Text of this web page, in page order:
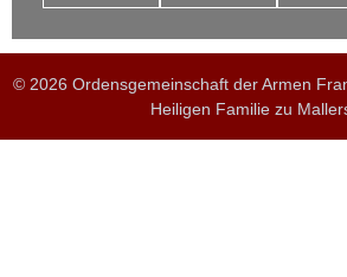
© 2026 Ordensgemeinschaft der Armen
Heiligen Familie zu